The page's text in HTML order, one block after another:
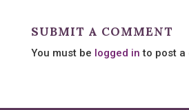
SUBMIT A COMMENT
You must be logged in to post a